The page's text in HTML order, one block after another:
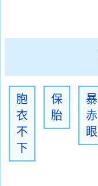
胞
衣
不
下
保
胎
暴
赤
眼